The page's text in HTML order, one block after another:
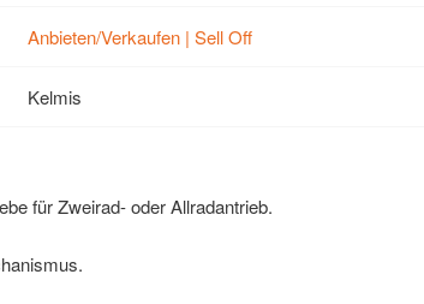
Anbieten/Verkaufen | Sell Off
Kelmis
für Zweirad- oder Allradantrieb.